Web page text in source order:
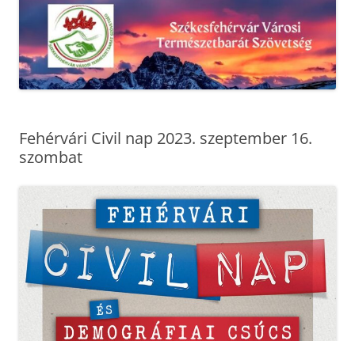
Fehérvári Civil nap 2023. szeptember 16.
szombat